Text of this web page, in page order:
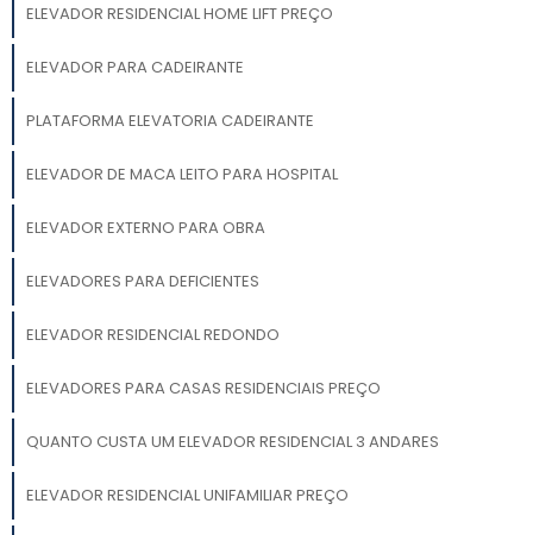
ELEVADOR RESIDENCIAL HOME LIFT PREÇO
ELEVADOR PARA CADEIRANTE
PLATAFORMA ELEVATORIA CADEIRANTE
ELEVADOR DE MACA LEITO PARA HOSPITAL
ELEVADOR EXTERNO PARA OBRA
ELEVADORES PARA DEFICIENTES
ELEVADOR RESIDENCIAL REDONDO
ELEVADORES PARA CASAS RESIDENCIAIS PREÇO
QUANTO CUSTA UM ELEVADOR RESIDENCIAL 3 ANDARES
ELEVADOR RESIDENCIAL UNIFAMILIAR PREÇO